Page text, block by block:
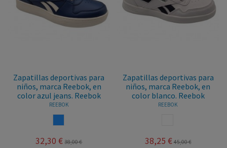
Zapatillas deportivas para
niños, marca Reebok, en
color azul jeans. Reebok
REEBOK
32,30 € 38,00 €
Zapatillas deportivas para
niños, marca Reebok, en
color blanco. Reebok
REEBOK
38,25 € 45,00 €